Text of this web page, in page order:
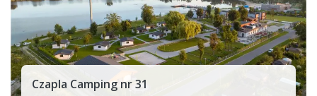
Czapla Camping nr 31